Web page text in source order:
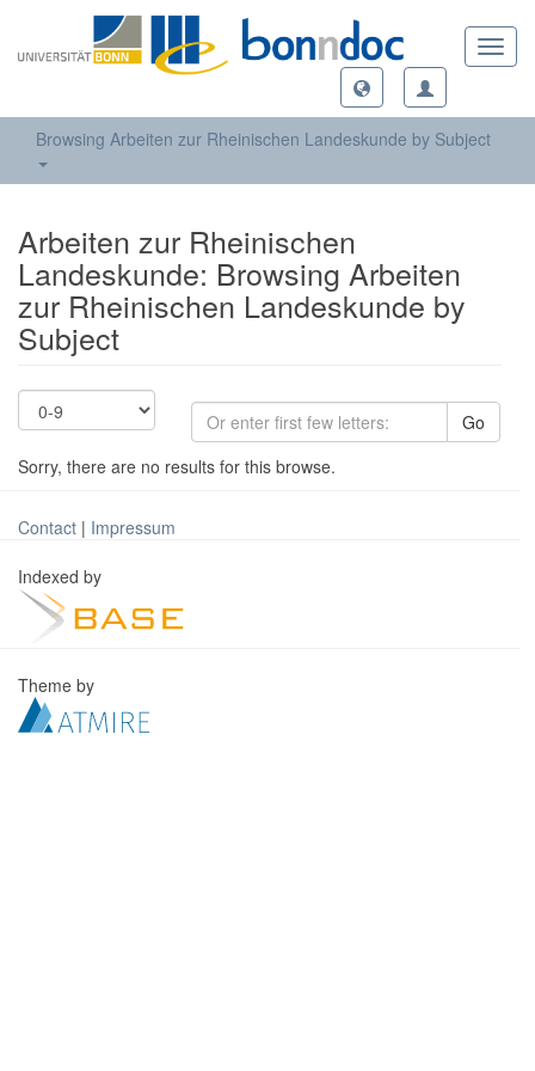
Browsing Arbeiten zur Rheinischen Landeskunde by Subject
Arbeiten zur Rheinischen
Landeskunde: Browsing Arbeiten
zur Rheinischen Landeskunde by
Subject
Go
Sorry, there are no results for this browse.
Contact | Impressum
Indexed by
Theme by